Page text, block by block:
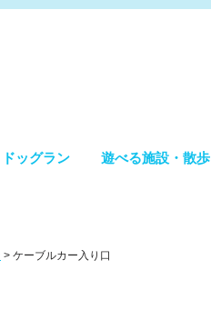
ドッグラン 遊べる施設・散歩
> ケーブルカー入り口